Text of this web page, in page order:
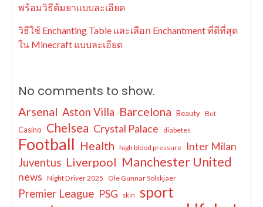
พร้อมวิธีต้มยาแบบละเอียด
วิธีใช้ Enchanting Table และเลือก Enchantment ที่ดีที่สุด
ใน Minecraft แบบละเอียด
No comments to show.
Arsenal Aston Villa Barcelona Beauty Bet
Casino Chelsea Crystal Palace diabetes
Football Health high blood pressure Inter Milan
Juventus Liverpool Manchester United
news Night Driver 2025 Ole Gunnar Solskjaer
Premier League PSG skin sport